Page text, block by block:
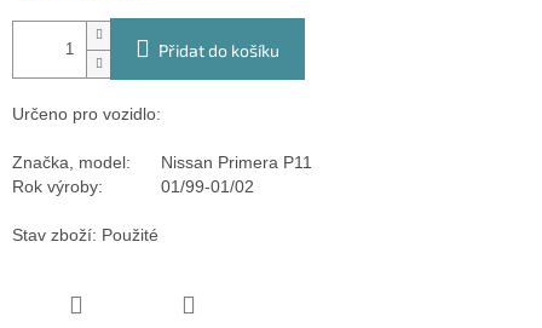
Přidat do košíku
Určeno pro vozidlo:
Značka, model:
Nissan Primera P11
Rok výroby:
01/99-01/02
Stav zboží: Použité